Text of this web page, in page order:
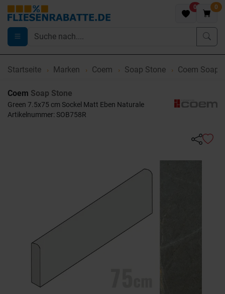
0 0
Startseite Marken Coem Soap Stone Coem Soap
Coem Soap Stone
Green 7.5x75 cm Sockel Matt Eben Naturale
Artikelnummer: SOB758R